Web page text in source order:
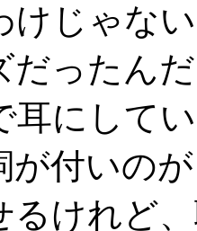
けじゃな
だったん
耳にして
が付いの
るけれど